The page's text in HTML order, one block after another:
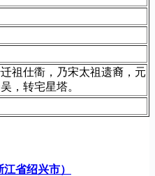
祖仕衟，乃宋太祖遗裔，元
，转宅星塔。
省绍兴市）